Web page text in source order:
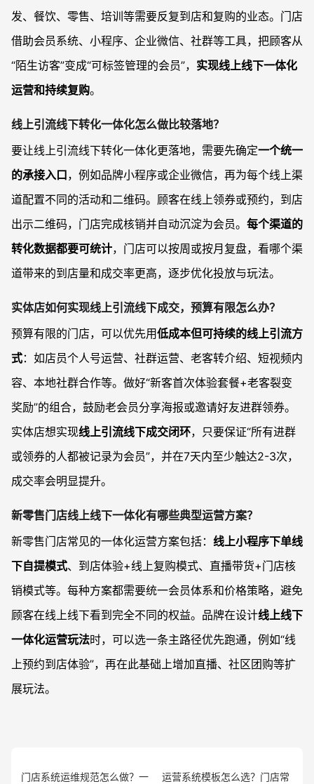
发、餐饮、零售、培训等需要反复到店和复购的业态。门店
借助会员系统、小程序、企业微信、社群等工具，把顾客从
“陌生访客”变成“可标签管理的会员”， 实现线上线下一体化
运营和持续复购。
线上引流线下转化一体化怎么做比较落地？
要让线上引流线下转化一体化更落地，需要先确定一个统一
的承接入口，例如品牌小程序或企业微信，再为每个线上渠
道配置不同的活动和二维码。顾客在线上领券或预约，到店
出示二维码，门店完成核销并自动沉淀为会员。 每个渠道的
转化数据都要可统计，门店可以按周或按月复盘，看哪个渠
道带来的到店量和成交率更高，逐步优化投放与玩法。
实体店如何实现线上引流线下成交，预算有限怎么办？
预算有限的门店，可以优先用低成本但可持续的线上引流方
式：如店员个人号运营、社群运营、老客转介绍、短视频内
容、本地社群合作等。做好“新客首次体验套餐+老客裂变
奖励”的组合，鼓励老会员分享海报或邀请好友进群领券。
实体店想实现线上引流线下成交闭环，只要保证“所有进群
或领券的人都被记录为会员”，并在7天内至少触达2-3次，
成交率会明显提升。
新零售门店线上线下一体化有哪些典型运营方案？
新零售门店常见的一体化运营方案包括： 线上小程序下单线
下自提模式、到店体验+线上复购模式、直播带货+门店核
销模式等。每种方案都需要统一会员体系和价格策略，避免
顾客在线上线下看到完全不同的权益。品牌在设计线上线下
一体化运营玩法时，可以选一条主路径优先跑通，例如“线
上预约到店体验”，再在此基础上增加直播、社区团购等扩
展玩法。
门店系统运维规范怎么做？一
运营系统模板怎么选？门店常